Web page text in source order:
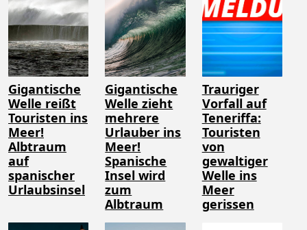
Gigantische
Welle reißt
Touristen ins
Meer!
Albtraum
auf
spanischer
Urlaubsinsel
Gigantische
Welle zieht
mehrere
Urlauber ins
Meer!
Spanische
Insel wird
zum
Albtraum
Trauriger
Vorfall auf
Teneriffa:
Touristen
von
gewaltiger
Welle ins
Meer
gerissen